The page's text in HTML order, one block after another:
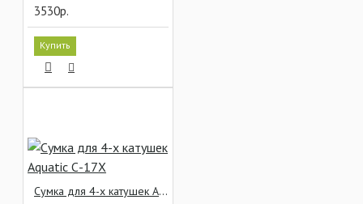
3530р.
Купить
Сумка для 4-х катушек Aquatic С-17Х